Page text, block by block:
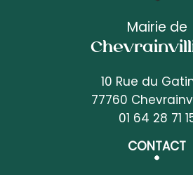
Mairie de
10 Rue du
77760
01 64 28 71
CONTACT